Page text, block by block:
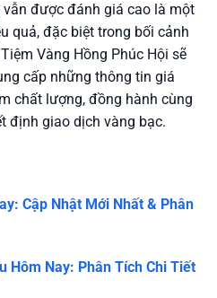
vẫn được đánh giá cao là một
quả, đặc biệt trong bối cảnh
Vàng Hồng Phúc Hội sẽ
cấp những thông tin giá
chất lượng, đồng hành cùng
định giao dịch vàng bạc.
Cập Nhật Mới Nhất & Phân
Hôm Nay: Phân Tích Chi Tiết